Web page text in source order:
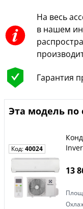
На весь
в нашем
Гарантия
Эта модель
Код:40024
13